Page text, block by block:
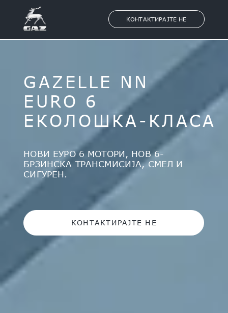
КОНТАКТИРАЈТЕ НЕ
GAZELLE NN
EURO 6
ЕКОЛОШКА-КЛАСА
НОВИ ЕУРО 6 МОТОРИ, НОВ 6-
БРЗИНСКА ТРАНСМИСИЈА, СМЕЛ И
СИГУРЕН.
КОНТАКТИРАЈТЕ НЕ